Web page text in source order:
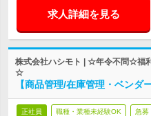
求人詳細を見る
株式会社ハシモト | ☆年令不問☆福
☆
【商品管理/在庫管理・ベン
正社員 職種・業種未経験OK 急募